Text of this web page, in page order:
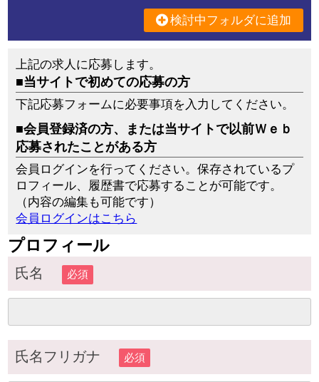
検討中フォルダに追加
上記の求人に応募します。
■当サイトで初めての応募の方
下記応募フォームに必要事項を入力してください。
■会員登録済の方、または当サイトで以前Ｗｅｂ
応募されたことがある方
会員ログインを行ってください。保存されているプ
ロフィール、履歴書で応募することが可能です。
（内容の編集も可能です）
会員ログインはこちら
プロフィール
氏名 必須
氏名フリガナ 必須